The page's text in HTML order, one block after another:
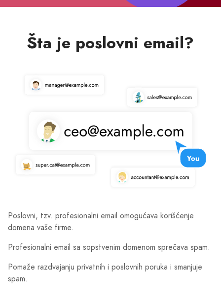
Šta je poslovni email?
Poslovni, tzv. profesionalni email omogućava korišćenje
domena vaše firme.
Profesionalni email sa sopstvenim domenom sprečava spam.
Pomaže razdvajanju privatnih i poslovnih poruka i smanjuje
spam.